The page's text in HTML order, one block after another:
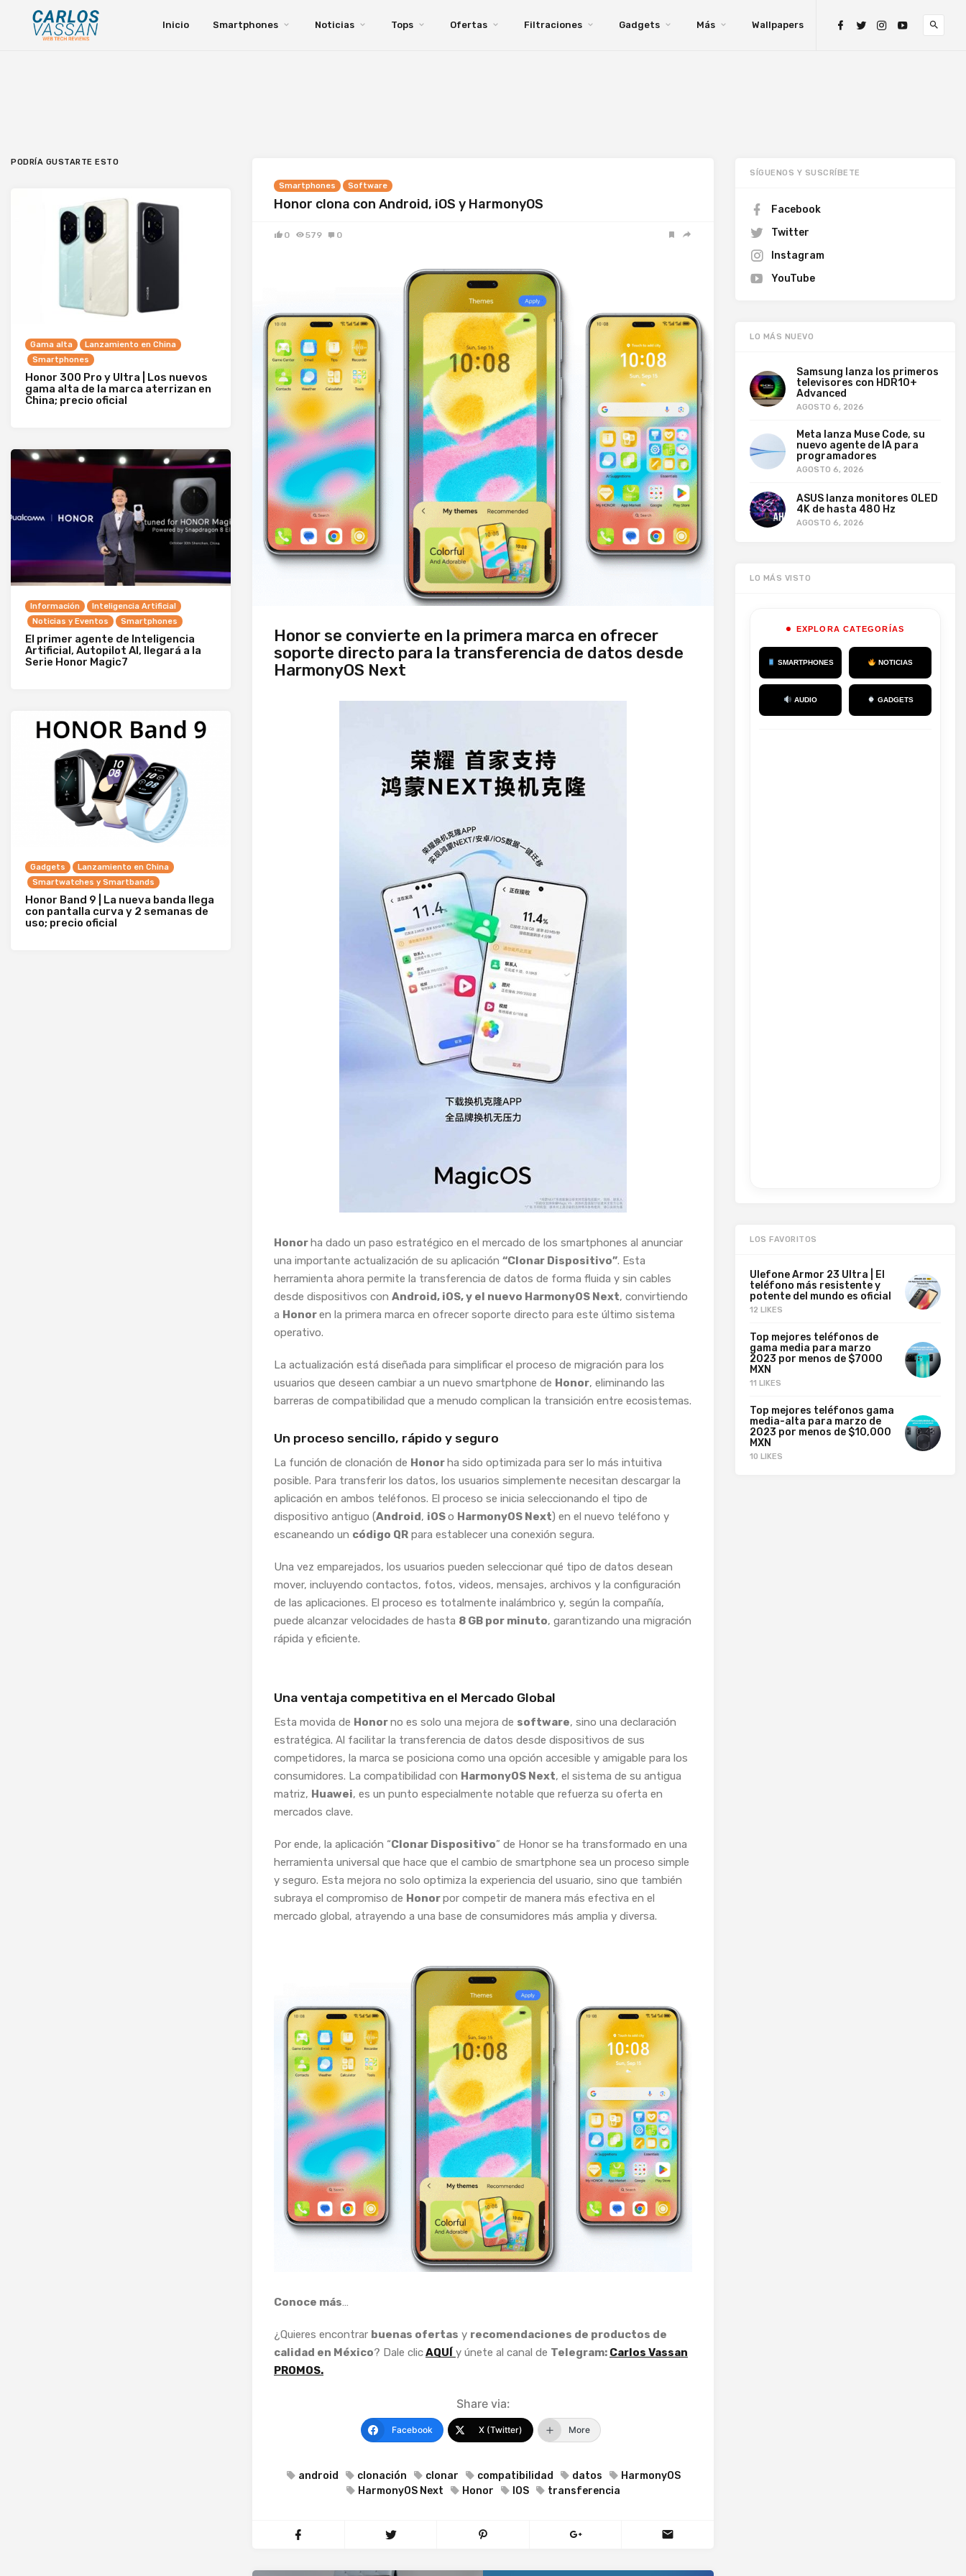
Inicio Smartphones Noticias Tops Ofertas Filtraciones Gadgets Más Wallpapers
Smartphones Software
Honor clona con Android, iOS y HarmonyOS
0 579 0
Honor se convierte en la primera marca en ofrecer
soporte directo para la transferencia de datos desde
HarmonyOS Next
Honor ha dado un paso estratégico en el mercado de los smartphones al anunciar
una importante actualización de su aplicación “Clonar Dispositivo”. Esta
herramienta ahora permite la transferencia de datos de forma fluida y sin cables
desde dispositivos con Android, iOS, y el nuevo HarmonyOS Next, convirtiendo
a Honoren la primera marca en ofrecer soporte directo para este último sistema
operativo.
La actualización está diseñada para simplificar el proceso de migración para los
usuarios que deseen cambiar a un nuevo smartphone de Honor, eliminando las
barreras de compatibilidad que a menudo complican la transición entre ecosistemas.
Un proceso sencillo, rápido y seguro
La función de clonación de Honor ha sido optimizada para ser lo más intuitiva
posible. Para transferir los datos, los usuarios simplemente necesitan descargar la
aplicación en ambos teléfonos. El proceso se inicia seleccionando el tipo de
dispositivo antiguo (Android , iOSo HarmonyOS Next) en el nuevo teléfono y
escaneando un código QR para establecer una conexión segura.
Una vez emparejados, los usuarios pueden seleccionar qué tipo de datos desean
mover, incluyendo contactos, fotos, videos, mensajes, archivos y la configuración
de las aplicaciones. El proceso es totalmente inalámbrico y, según la compañía,
puede alcanzar velocidades de hasta 8 GB por minuto, garantizando una migración
rápida y eficiente.
Una ventaja competitiva en el Mercado Global
Esta movida de Honorno es solo una mejora de software, sino una declaración
estratégica. Al facilitar la transferencia de datos desde dispositivos de sus
competidores, la marca se posiciona como una opción accesible y amigable para los
consumidores. La compatibilidad con HarmonyOS Next, el sistema de su antigua
matriz, Huawei, es un punto especialmente notable que refuerza su oferta en
mercados clave.
Por ende, la aplicación “Clonar Dispositivo” de Honor se ha transformado en una
herramienta universal que hace que el cambio de smartphone sea un proceso simple
y seguro. Esta mejora no solo optimiza la experiencia del usuario, sino que también
subraya el compromiso de Honorpor competir de manera más efectiva en el
mercado global, atrayendo a una base de consumidores más amplia y diversa.
Conoce más…
¿Quieres encontrar buenas ofertas y recomendaciones de productos de
calidad en México? Dale clicAQUÍ y únete al canal de Telegram: Carlos Vassan
PROMOS.
Share via:
Facebook X (Twitter) More
android clonación clonar compatibilidad datos
HarmonyOS
HarmonyOS Next
Honor IOS transferencia
PODRÍA GUSTARTE ESTO
Gama alta
Lanzamiento en China
Smartphones
Honor 300 Pro y Ultra | Los nuevos
gama alta de la marca aterrizan en
China; precio oficial
Información
Inteligencia Artificial
Noticias y Eventos
Smartphones
El primer agente de Inteligencia
Artificial, Autopilot AI, llegará a la
Serie Honor Magic7
Gadgets
Lanzamiento en China
Smartwatches y Smartbands
Honor Band 9 | La nueva banda llega
con pantalla curva y 2 semanas de
uso; precio oficial
SÍGUENOS Y SUSCRÍBETE
Facebook
Twitter
Instagram
YouTube
LO MÁS NUEVO
Samsung lanza los primeros
televisores con HDR10+
Advanced
AGOSTO 6, 2026
Meta lanza Muse Code, su
nuevo agente de IA para
programadores
AGOSTO 6, 2026
ASUS lanza monitores OLED
4K de hasta 480 Hz
AGOSTO 6, 2026
LO MÁS VISTO
EXPLORA CATEGORÍAS
SMARTPHONES NOTICIAS
AUDIO GADGETS
LOS FAVORITOS
Ulefone Armor 23 Ultra | El
teléfono más resistente y
potente del mundo es oficial
12 LIKES
Top mejores teléfonos de
gama media para marzo
2023 por menos de $7000
MXN
11 LIKES
Top mejores teléfonos gama
media-alta para marzo de
2023 por menos de $10,000
MXN
10 LIKES